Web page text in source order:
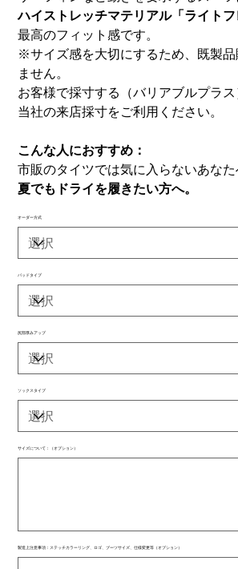
ハイストレッチマテリアル「ライトフ
最高のフィット感です。
※サイズ感を大切にするため、既製品
ません。
お客様で採寸する（バリアブルプラス
当社の来店採寸をご利用ください。
こんな人におすすめ：
市販のタイツでは気に入らないあなた
夏でもドライを履きたい方へ。
オーダー方式
パッドタイプ
尻部厚みアップ
ソックスタイプ
サイズについて：（オプション）
入
製造上注意事項：ステッチカラーリング、ロゴ、ブーツサイズ、仕様変更等（オプション）